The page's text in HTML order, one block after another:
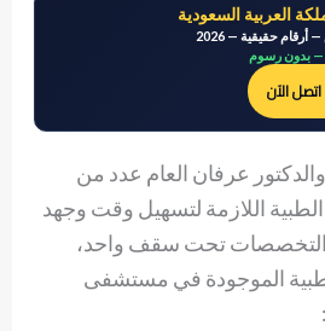
العربية السعودية
— بدون رسوم
اتصل الآن
عرفان العام عدد من
اللازمة لتسهيل وقت وجهد
التخصصات تحت سقف واحد،
الموجودة في مستشفى